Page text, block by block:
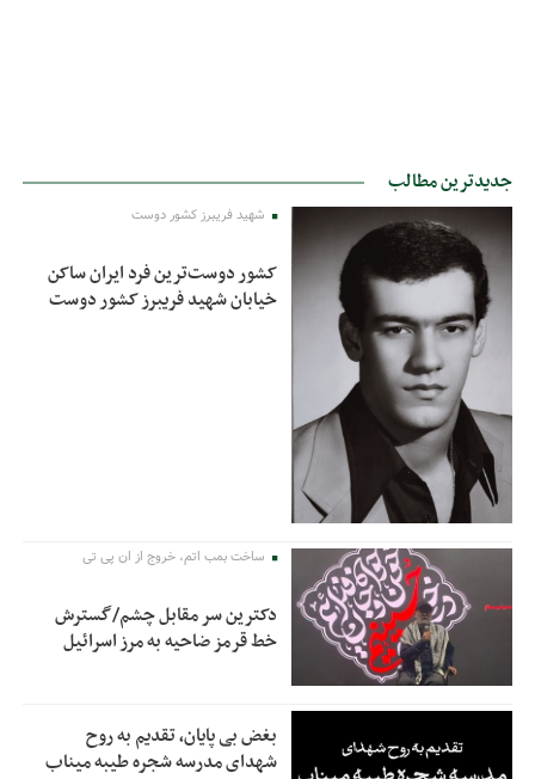
جدیدترین مطالب
شهید فریبرز کشور دوست
کشور دوست‌ترین فرد ایران ساکن
خیابان شهید فریبرز کشور دوست
ساخت بمب اتم، خروج از ان پی تی
دکترین سر مقابل چشم/گسترش
خط قرمز ضاحیه به مرز اسرائیل
بغض بی پایان، تقدیم به روح
شهدای مدرسه شجره طیبه میناب